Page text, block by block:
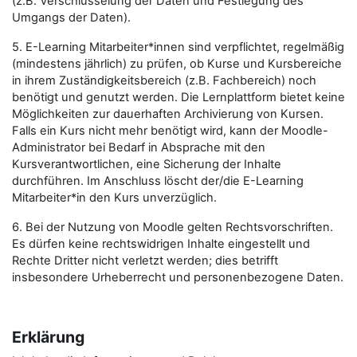
Umgangs der Daten).
5. E-Learning Mitarbeiter*innen sind verpflichtet, regelmäßig
(mindestens jährlich) zu prüfen, ob Kurse und Kursbereiche
in ihrem Zuständigkeitsbereich (z.B. Fachbereich) noch
benötigt und genutzt werden. Die Lernplattform bietet keine
Möglichkeiten zur dauerhaften Archivierung von Kursen.
Falls ein Kurs nicht mehr benötigt wird, kann der Moodle-
Administrator bei Bedarf in Absprache mit den
Kursverantwortlichen, eine Sicherung der Inhalte
durchführen. Im Anschluss löscht der/die E-Learning
Mitarbeiter*in den Kurs unverzüglich.
6. Bei der Nutzung von Moodle gelten Rechtsvorschriften.
Es dürfen keine rechtswidrigen Inhalte eingestellt und
Rechte Dritter nicht verletzt werden; dies betrifft
insbesondere Urheberrecht und personenbezogene Daten.
Erklärung